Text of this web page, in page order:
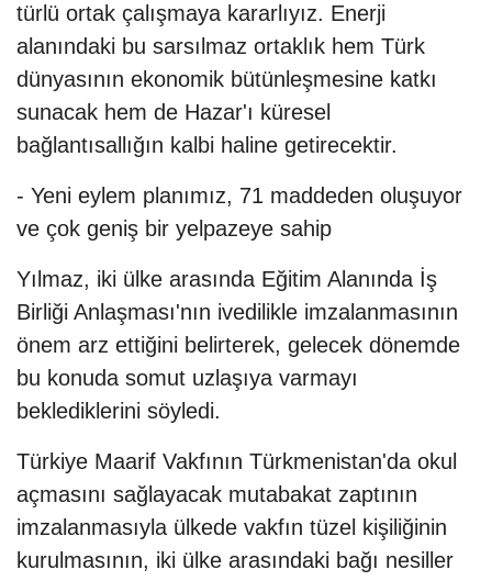
türlü ortak çalışmaya kararlıyız. Enerji
alanındaki bu sarsılmaz ortaklık hem Türk
dünyasının ekonomik bütünleşmesine katkı
sunacak hem de Hazar'ı küresel
bağlantısallığın kalbi haline getirecektir.
- Yeni eylem planımız, 71 maddeden oluşuyor
ve çok geniş bir yelpazeye sahip
Yılmaz, iki ülke arasında Eğitim Alanında İş
Birliği Anlaşması'nın ivedilikle imzalanmasının
önem arz ettiğini belirterek, gelecek dönemde
bu konuda somut uzlaşıya varmayı
beklediklerini söyledi.
Türkiye Maarif Vakfının Türkmenistan'da okul
açmasını sağlayacak mutabakat zaptının
imzalanmasıyla ülkede vakfın tüzel kişiliğinin
kurulmasının, iki ülke arasındaki bağı nesiller